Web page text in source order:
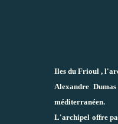
Iles du Frioul ,
Alexandre
méditerranéen.
L'archipel offre